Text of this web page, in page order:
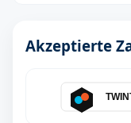
Akzeptierte